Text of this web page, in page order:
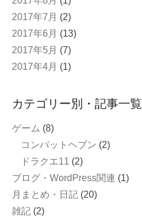
2017年7月 (2)
2017年6月 (13)
2017年5月 (7)
2017年4月 (1)
カテゴリー別・記事一覧
ゲーム (8)
コンバットヘブン (2)
ドラクエ11 (2)
ブログ・WordPress関連 (1)
月まとめ・日記 (20)
雑記 (2)